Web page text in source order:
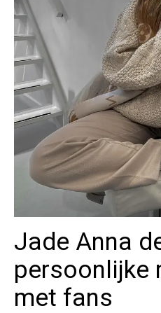
Jade Anna
persoonlijke
met fans